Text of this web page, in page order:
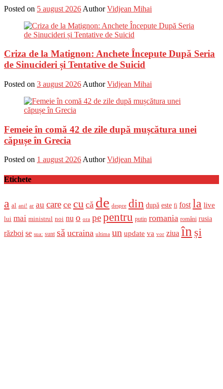
Posted on 5 august 2026 Author Vidjean Mihai
Criza de la Matignon: Anchete Începute După Seria
de Sinucideri și Tentative de Suicid
Posted on 3 august 2026 Author Vidjean Mihai
Femeie în comă 42 de zile după mușcătura unei
căpușe în Grecia
Posted on 1 august 2026 Author Vidjean Mihai
Etichete
a al ani! ar au care ce cu că de despre din după este fi fost la live
lui mai ministrul noi nu o ora pepentru putin romania români rusia
război se sua: sunt să ucraina ultima un update va vor ziua în și